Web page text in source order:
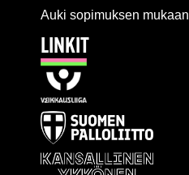
Auki sopimuksen mukaan
LINKIT